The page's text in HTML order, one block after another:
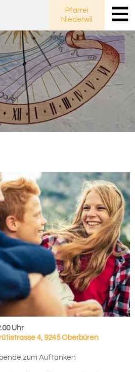
Pfarrei
Niederwil
Uhr
4, 9245 Oberbüren
zum Auftanken